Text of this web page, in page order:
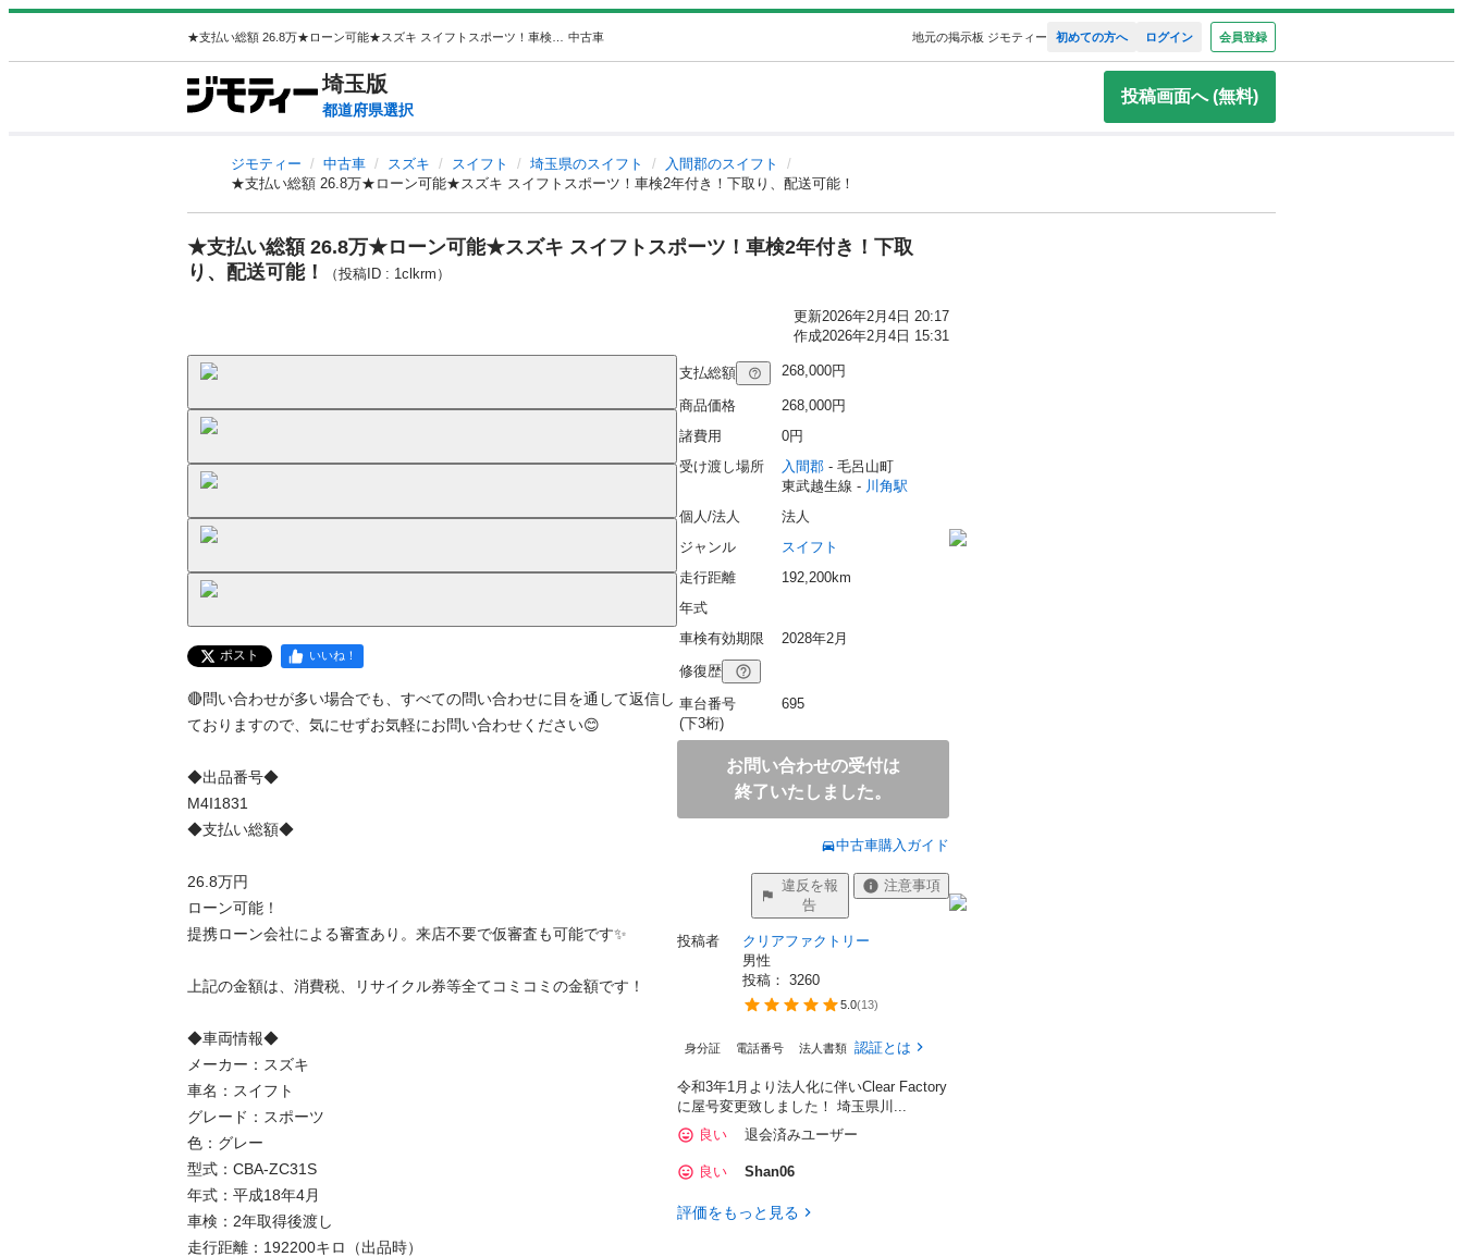
中古車 地元の掲示板 ジモティー 初めての方へ ログイン 会員登録
埼玉版
都道府県選択
投稿画面へ (無料)
ジモティー 中古車 スズキ スイフト 埼玉県のスイフト
入間郡のスイフト
★支払い総額 26.8万★ローン可能★スズキ スイフトスポーツ！車検2年付き！下取り、配送可能！
★支払い総額 26.8万★ローン可能★スズキ スイフトスポーツ！車検2年付き！下取
り、配送可能！
（投稿ID : 1clkrm）
更新2026年2月4日 20:17
作成2026年2月4日 15:31
ポスト いいね！
🔴問い合わせが多い場合でも、すべての問い合わせに目を通して返信し
ておりますので、気にせずお気軽にお問い合わせください😊
◆出品番号◆
M4I1831
◆支払い総額◆
26.8万円
ローン可能！
提携ローン会社による審査あり。来店不要で仮審査も可能です✨
上記の金額は、消費税、リサイクル券等全てコミコミの金額です！
◆車両情報◆
メーカー：スズキ
車名：スイフト
グレード：スポーツ
色：グレー
型式：CBA-ZC31S
年式：平成18年4月
車検：2年取得後渡し
走行距離：192200キロ（出品時）
支払総額 268,000円
商品価格
268,000円
諸費用
0円
受け渡し場所
入間郡 - 毛呂山町
東武越生線 - 川角駅
個人/法人
法人
ジャンル
スイフト
走行距離
192,200km
年式
車検有効期限
2028年2月
修復歴
車台番号
(下3桁)
695
お問い合わせの受付は
終了いたしました。
中古車購入ガイド
違反を報
告
注意事項
投稿者
クリアファクトリー
男性
投稿： 3260
5.0(13)
身分証 電話番号 法人書類 認証とは
令和3年1月より法人化に伴いClear Factory
に屋号変更致しました！ 埼玉県川...
良い
退会済みユーザー
良い Shan06
評価をもっと見る